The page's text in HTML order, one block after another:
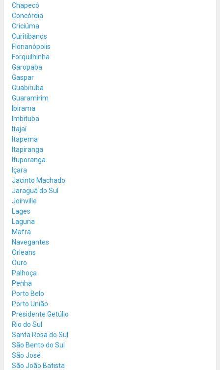
Chapecó
Concórdia
Criciúma
Curitibanos
Florianópolis
Forquilhinha
Garopaba
Gaspar
Guabiruba
Guaramirim
Ibirama
Imbituba
Itajaí
Itapema
Itapiranga
Ituporanga
Içara
Jacinto Machado
Jaraguá do Sul
Joinville
Lages
Laguna
Mafra
Navegantes
Orleans
Ouro
Palhoça
Penha
Porto Belo
Porto União
Presidente Getúlio
Rio do Sul
Santa Rosa do Sul
São Bento do Sul
São José
São João Batista